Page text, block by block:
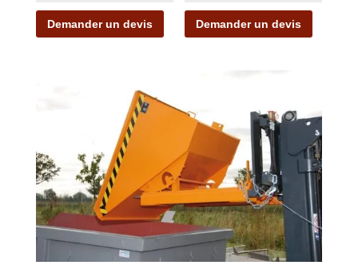
Demander un devis Demander un devis